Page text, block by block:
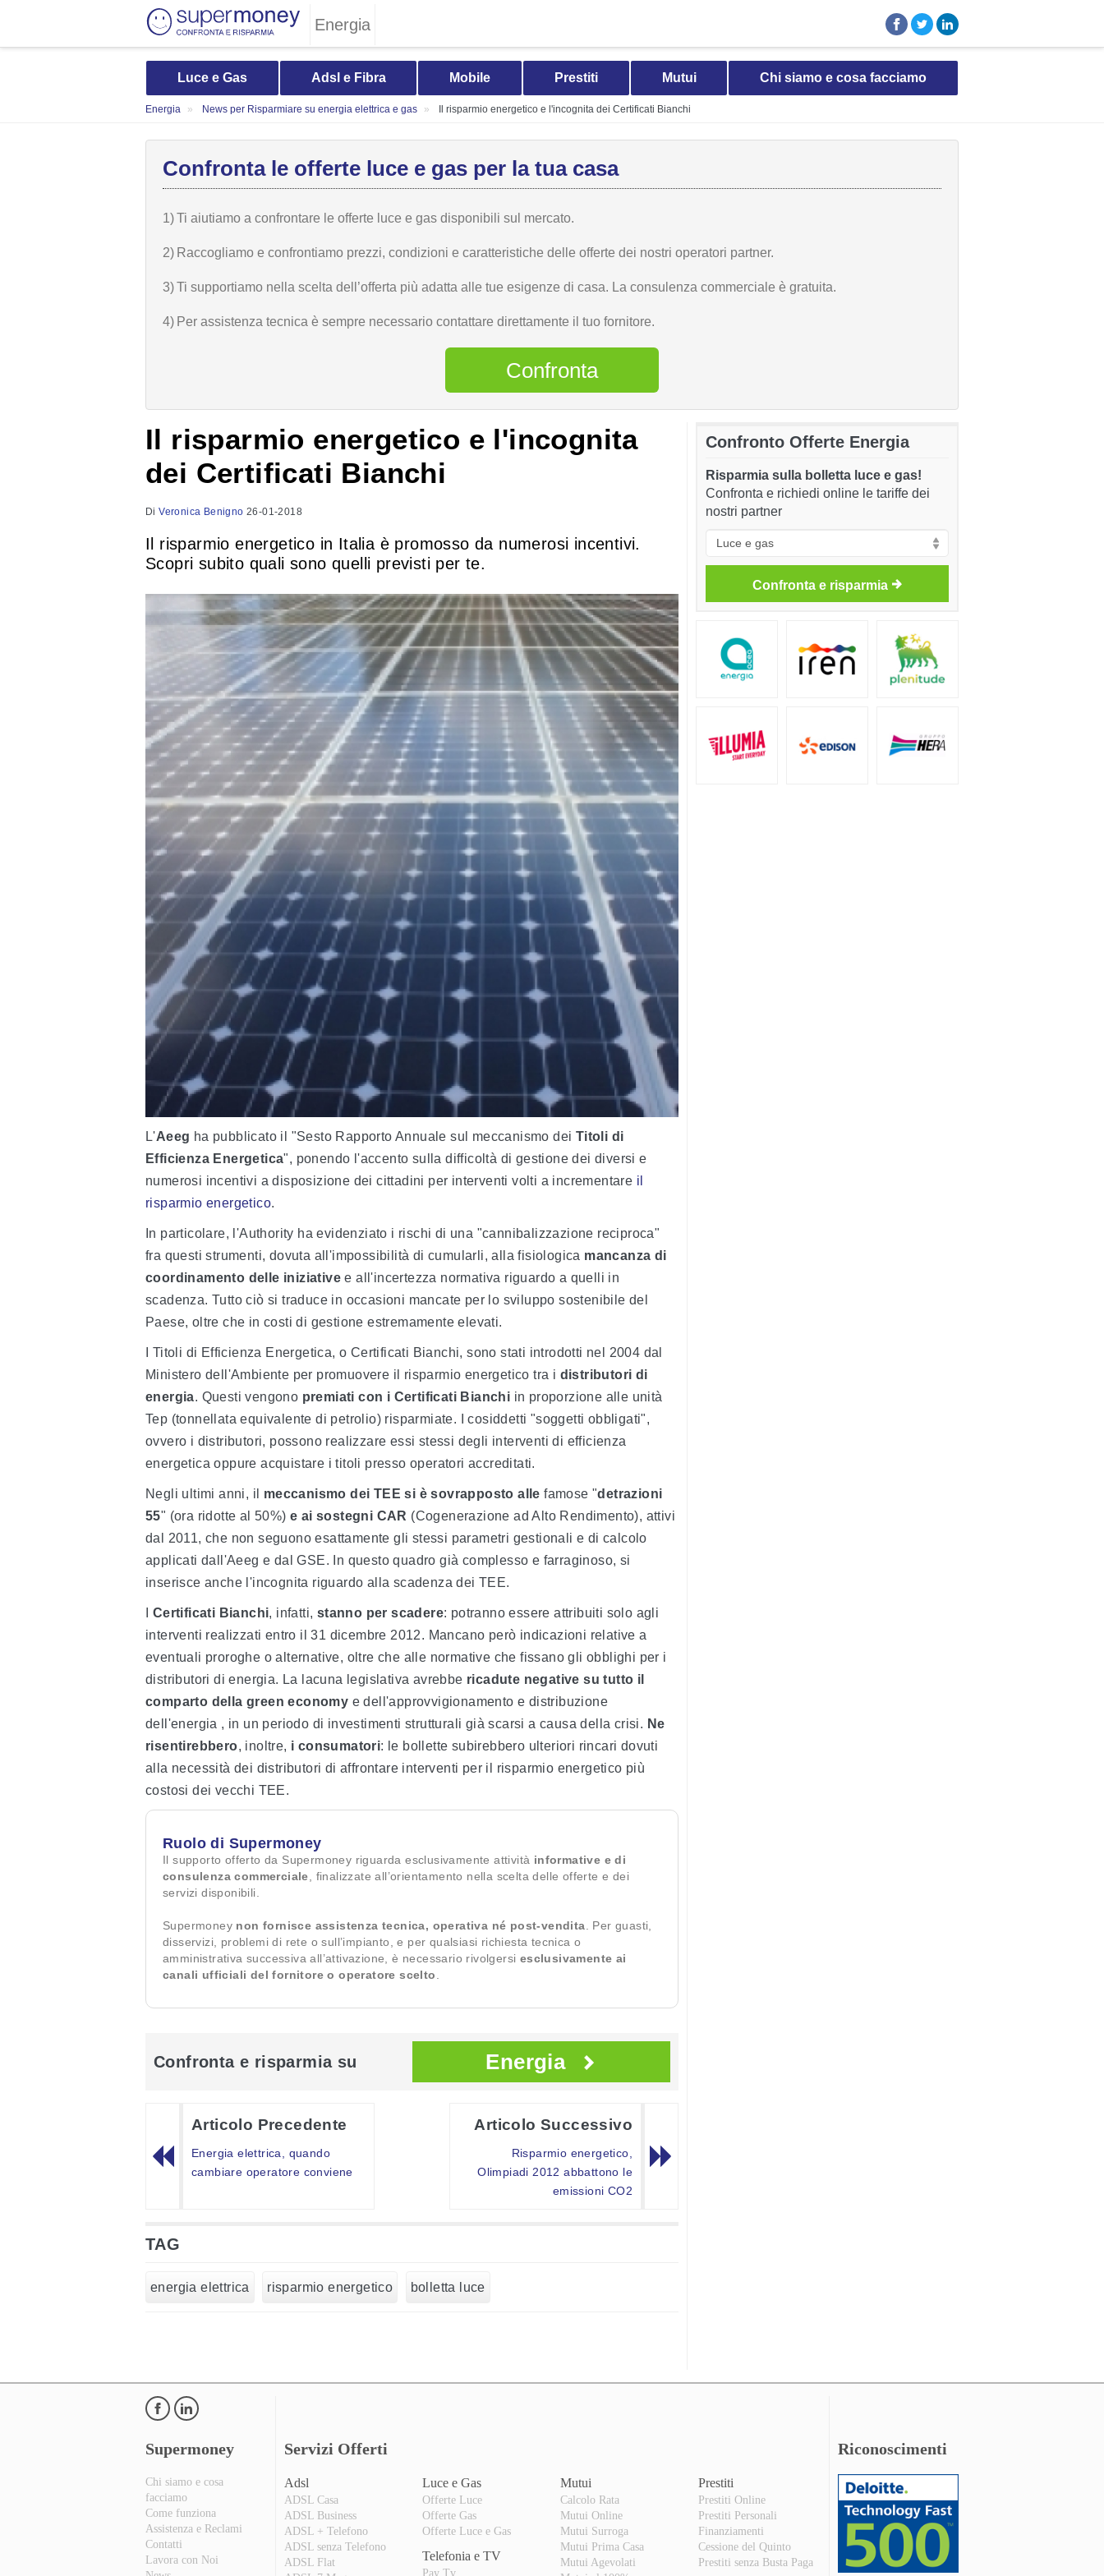
Energia
Luce e Gas Adsl e Fibra Mobile Prestiti Mutui Chi siamo e cosa facciamo
Energia News per Risparmiare su energia elettrica e gas Il risparmio energetico e l'incognita dei Certificati Bianchi
Confronta le offerte luce e gas per la tua casa
1)Ti aiutiamo a confrontare le offerte luce e gas disponibili sul mercato.
2) Raccogliamo e confrontiamo prezzi, condizioni e caratteristiche delle offerte dei nostri operatori partner.
3)Ti supportiamo nella scelta dell’offerta più adatta alle tue esigenze di casa. La consulenza commerciale è gratuita.
4) Per assistenza tecnica è sempre necessario contattare direttamente il tuo fornitore.
Confronta
Il risparmio energetico e l'incognita
dei Certificati Bianchi
DiVeronica Benigno 26-01-2018
Il risparmio energetico in Italia è promosso da numerosi incentivi.
Scopri subito quali sono quelli previsti per te.
L'Aeeg ha pubblicato il "Sesto Rapporto Annuale sul meccanismo dei Titoli di
Efficienza Energetica", ponendo l'accento sulla difficoltà di gestione dei diversi e
numerosi incentivi a disposizione dei cittadini per interventi volti a incrementare il
risparmio energetico.
In particolare, l'Authority ha evidenziato i rischi di una "cannibalizzazione reciproca"
fra questi strumenti, dovuta all'impossibilità di cumularli, alla fisiologica mancanza di
coordinamento delle iniziative e all'incertezza normativa riguardo a quelli in
scadenza. Tutto ciò si traduce in occasioni mancate per lo sviluppo sostenibile del
Paese, oltre che in costi di gestione estremamente elevati.
I Titoli di Efficienza Energetica, o Certificati Bianchi, sono stati introdotti nel 2004 dal
Ministero dell'Ambiente per promuovere il risparmio energetico tra i distributori di
energia. Questi vengono premiati con i Certificati Bianchi in proporzione alle unità
Tep (tonnellata equivalente di petrolio) risparmiate. I cosiddetti "soggetti obbligati",
ovvero i distributori, possono realizzare essi stessi degli interventi di efficienza
energetica oppure acquistare i titoli presso operatori accreditati.
Negli ultimi anni, il meccanismo dei TEE si è sovrapposto alle famose "detrazioni
55" (ora ridotte al 50%)e ai sostegni CAR (Cogenerazione ad Alto Rendimento), attivi
dal 2011, che non seguono esattamente gli stessi parametri gestionali e di calcolo
applicati dall'Aeeg e dal GSE. In questo quadro già complesso e farraginoso, si
inserisce anche l'incognita riguardo alla scadenza dei TEE.
Certificati Bianchi, infatti, stanno per scadere: potranno essere attribuiti solo agli
interventi realizzati entro il 31 dicembre 2012. Mancano però indicazioni relative a
eventuali proroghe o alternative, oltre che alle normative che fissano gli obblighi per i
distributori di energia. La lacuna legislativa avrebbe ricadute negative su tutto il
comparto della green economy e dell'approvvigionamento e distribuzione
dell'energia , in un periodo di investimenti strutturali già scarsi a causa della crisi. Ne
risentirebbero, inoltre, i consumatori: le bollette subirebbero ulteriori rincari dovuti
alla necessità dei distributori di affrontare interventi per il risparmio energetico più
costosi dei vecchi TEE.
Ruolo di Supermoney
Il supporto offerto da Supermoney riguarda esclusivamente attività informative e di
consulenza commerciale , finalizzate all’orientamento nella scelta delle offerte e dei
servizi disponibili.
Supermoney non fornisce assistenza tecnica, operativa né post-vendita . Per guasti,
disservizi, problemi di rete o sull’impianto, e per qualsiasi richiesta tecnica o
amministrativa successiva all’attivazione, è necessario rivolgersi esclusivamente ai
canali ufficiali del fornitore o operatore scelto
Confronta e risparmia su Energia
Articolo Precedente
Energia elettrica, quando
cambiare operatore conviene
Articolo Successivo
Risparmio energetico,
Olimpiadi 2012 abbattono le
emissioni CO2
TAG
energia elettrica risparmio energetico bolletta luce
Confronto Offerte Energia
Risparmia sulla bolletta luce e gas!
Confronta e richiedi online le tariffe dei
nostri partner
Confronta e risparmia
Supermoney
Chi siamo e cosa
facciamo
Come funziona
Assistenza e Reclami
Contatti
Lavora con Noi
Servizi Offerti
Adsl
ADSL Casa
ADSL Business
ADSL + Telefono
ADSL senza Telefono
ADSL Flat
Luce e Gas
Offerte Luce
Offerte Gas
Offerte Luce e Gas
Telefonia e TV
Pay Tv
Mutui
Calcolo Rata
Mutui Online
Mutui Surroga
Mutui Prima Casa
Mutui Agevolati
Prestiti
Prestiti Online
Prestiti Personali
Finanziamenti
Cessione del Quinto
Prestiti senza Busta Paga
Riconoscimenti